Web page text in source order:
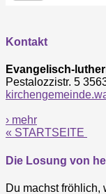
Kontakt
Evangelisch-
Pestalozzistr. 5
› mehr
« STARTSEITE
Die Losung von
Du machst fröhlich,